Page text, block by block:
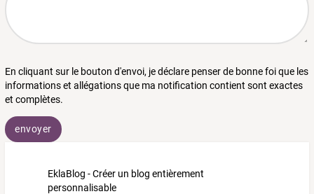
En cliquant sur le bouton d'envoi, je déclare penser de bonne foi que les
informations et allégations que ma notification contient sont exactes
et complètes.
envoyer
EklaBlog - Créer un blog entièrement
personnalisable